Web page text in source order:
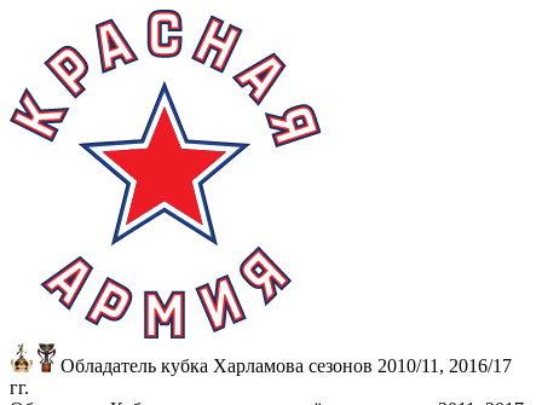
Обладатель кубка Харламова сезонов 2010/11, 2016/17
гг.